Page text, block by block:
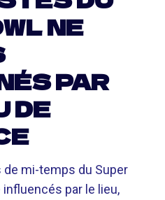
NE
PAR
DE
mi-temps du Super
par le lieu,